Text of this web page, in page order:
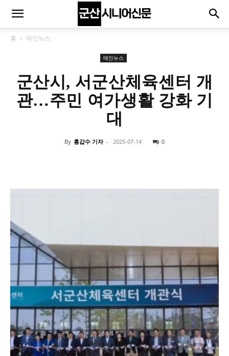
홈 메인뉴스
메인뉴스
군산시, 서군산체육센터 개
관…주민 여가생활 강화 기
대
By 홍갑수 기자 - 2025-07-14 0